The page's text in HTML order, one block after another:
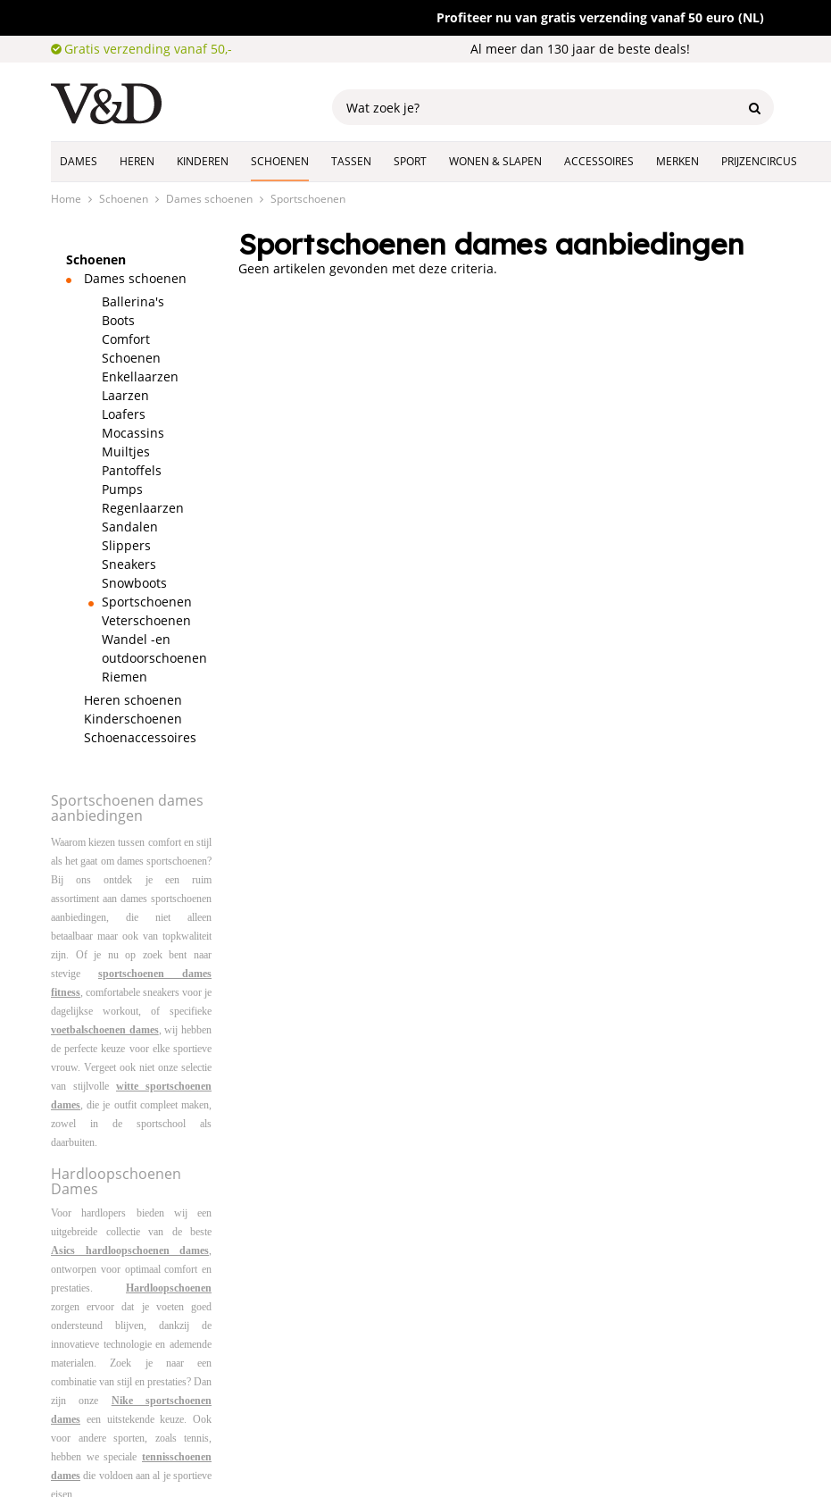
Profiteer nu van gratis verzending vanaf 50 euro (NL)
Gratis verzending vanaf 50,-
Al meer dan 130 jaar de beste deals!
DAMES HEREN KINDEREN SCHOENEN TASSEN SPORT WONEN & SLAPEN ACCESSOIRES MERKEN PRIJZENCIRCUS
Home Schoenen Dames schoenen Sportschoenen
Schoenen
Dames schoenen
Ballerina's
Boots
Comfort
Schoenen
Enkellaarzen
Laarzen
Loafers
Mocassins
Muiltjes
Pantoffels
Pumps
Regenlaarzen
Sandalen
Slippers
Sneakers
Snowboots
Sportschoenen
Veterschoenen
Wandel -en
outdoorschoenen
Riemen
Heren schoenen
Kinderschoenen
Schoenaccessoires
Sportschoenen dames
aanbiedingen
Waarom kiezen tussen comfort en stijl
als het gaat om dames sportschoenen?
Bij ons ontdek je een ruim
assortiment aan dames sportschoenen
aanbiedingen, die niet alleen
betaalbaar maar ook van topkwaliteit
zijn. Of je nu op zoek bent naar
stevige sportschoenen dames
fitness , comfortabele sneakers voor je
dagelijkse workout, of specifieke
voetbalschoenen dames, wij hebben
de perfecte keuze voor elke sportieve
vrouw. Vergeet ook niet onze selectie
van stijlvolle witte sportschoenen
dames , die je outfit compleet maken,
zowel in de sportschool als
daarbuiten.
Hardloopschoenen
Dames
Voor hardlopers bieden wij een
uitgebreide collectie van de beste
Asics hardloopschoenen dames
ontworpen voor optimaal comfort en
prestaties. Hardloopschoenen
zorgen ervoor dat je voeten goed
ondersteund blijven, dankzij de
innovatieve technologie en ademende
materialen. Zoek je naar een
combinatie van stijl en prestaties? Dan
zijn onze Nike sportschoenen
dames een uitstekende keuze. Ook
voor andere sporten, zoals tennis,
hebben we speciale tennisschoenen
dames die voldoen aan al je sportieve
eisen.
Sportschoenen dames aanbiedingen
Geen artikelen gevonden met deze criteria.